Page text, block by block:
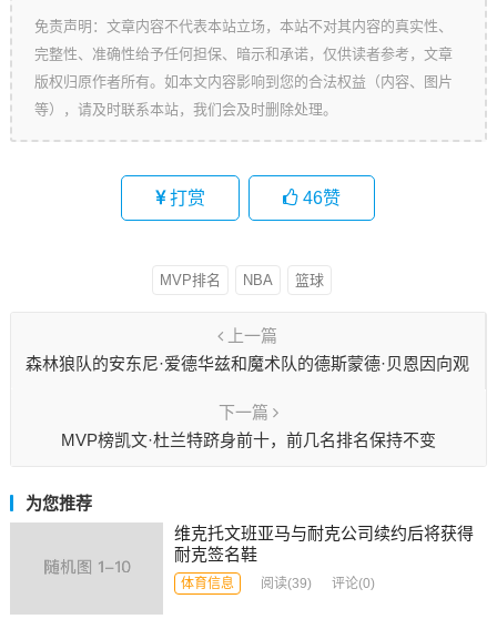
免责声明：文章内容不代表本站立场，本站不对其内容的真实性、
完整性、准确性给予任何担保、暗示和承诺，仅供读者参考，文章
版权归原作者所有。如本文内容影响到您的合法权益（内容、图片
等），请及时联系本站，我们会及时删除处理。
打赏 46赞
MVP排名 NBA 篮球
上一篇
森林狼队的安东尼·爱德华兹和魔术队的德斯蒙德·贝恩因向观
下一篇
MVP榜凯文·杜兰特跻身前十，前几名排名保持不变
为您推荐
维克托文班亚马与耐克公司续约后将获得
耐克签名鞋
体育信息 阅读(39) 评论(0)